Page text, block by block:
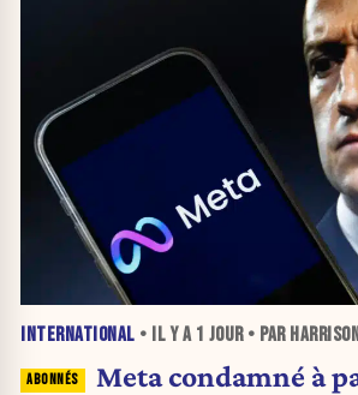
INTERNATIONAL • IL Y A 1 JOUR• PAR
Meta condamné à